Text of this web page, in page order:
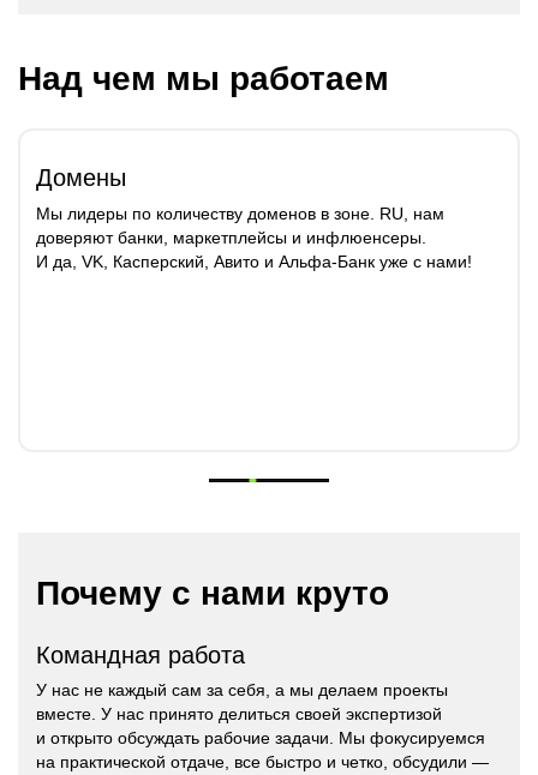
Над чем мы работаем
Домены
Мы лидеры по количеству доменов в зоне. RU, нам
доверяют банки, маркетплейсы и инфлюенсеры.
И да, VK, Касперский, Авито и Альфа-Банк уже с нами!
Почему с нами круто
Командная работа
У нас не каждый сам за себя, а мы делаем проекты
вместе. У нас принято делиться своей экспертизой
и открыто обсуждать рабочие задачи. Мы фокусируемся
на практической отдаче, все быстро и четко, обсудили —